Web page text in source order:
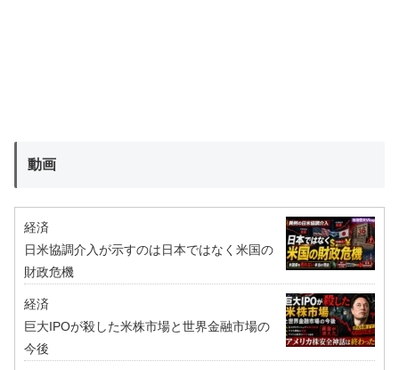
動画
経済
日米協調介入が示すのは日本ではなく米国の
財政危機
経済
巨大IPOが殺した米株市場と世界金融市場の
今後